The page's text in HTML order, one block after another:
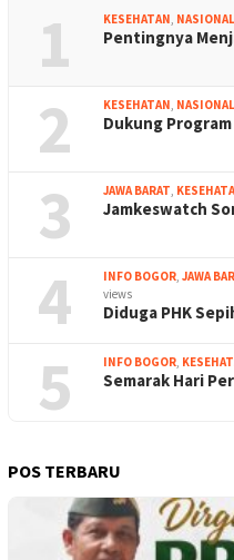
1 KESEHATAN, NASIONAL
Pentingnya
2 KESEHATAN, NASIONAL
Dukung
3 JAWA BARAT,
Jamkeswatch
4 INFO BOGOR, JAWA
views
Diduga PHK
5 INFO BOGOR,
Semarak Hari
POS TERBARU